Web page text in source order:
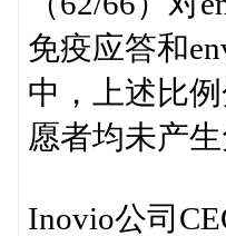
免疫应答和
中，上述比
愿者均未产生
Inovio公司